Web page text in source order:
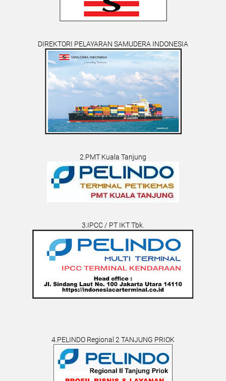
DIREKTORI PELAYARAN SAMUDERA INDONESIA
2.PMT Kuala Tanjung
3.IPCC / PT IKT Tbk.
4.PELINDO Regional 2 TANJUNG PRIOK